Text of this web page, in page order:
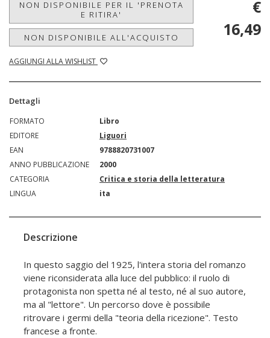
NON DISPONIBILE PER IL 'PRENOTA
E RITIRA'
NON DISPONIBILE ALL'ACQUISTO
AGGIUNGI ALLA WISHLIST
€
16,49
Dettagli
FORMATO
Libro
EDITORE
Liguori
EAN
9788820731007
ANNO PUBBLICAZIONE
2000
CATEGORIA
Critica e storia della letteratura
LINGUA
ita
Descrizione
In questo saggio del 1925, l'intera storia del romanzo
viene riconsiderata alla luce del pubblico: il ruolo di
protagonista non spetta né al testo, né al suo autore,
ma al "lettore". Un percorso dove è possibile
ritrovare i germi della "teoria della ricezione". Testo
francese a fronte.